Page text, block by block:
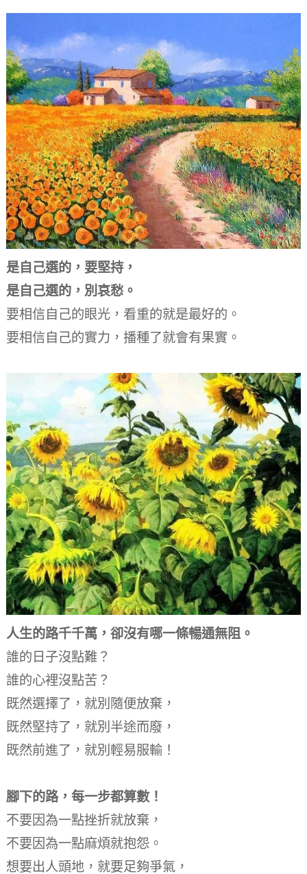
是自己選的，要堅持，
是自己選的，別哀愁。
要相信自己的眼光， 看重的就是最好的。
要相信自己的實力， 播種了就會有果實。
人生的路千千萬， 卻沒有哪一條暢通無阻。
誰的日子沒點難？
誰的心裡沒點苦？
既然選擇了，就別隨便放棄，
既然堅持了，就別半途而廢，
既然前進了，就別輕易服輸！
腳下的路， 每一步都算數！
不要因為一點挫折就放棄，
不要因為一點麻煩就抱怨。
想要出人頭地， 就要足夠爭氣，